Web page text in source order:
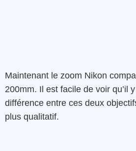
Maintenant le zoom Nikon
200mm. Il est facile de voir qu’il
différence entre ces deux
plus qualitatif.